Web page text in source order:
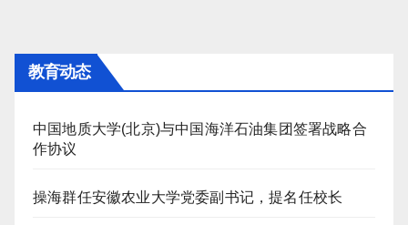
教育动态
中国地质大学(北京)与中国海洋石油集团签署战略合
作协议
操海群任安徽农业大学党委副书记，提名任校长